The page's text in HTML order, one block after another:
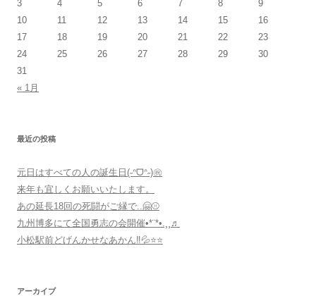
ー
シ
ョ
ン
« 1月
3 4 5 6 7 8
9
10
11 12 13 14 15
16
17
18 19 20 21 22
23
24
25 26 27 28 29
30
31
最近の投稿
元日はすべての人の誕生日(˶ᐢᗜᐢ˶)㊗️
来年も宜しくお願いいたします。
あの延長18回の死闘がご縁で..🤗⚾️
九州博多にて全国勇志の会開催•*¨*•.¸¸♬
小松駅前どげんかせなあかん‼︎💦⭐️⭐️
アーカイブ